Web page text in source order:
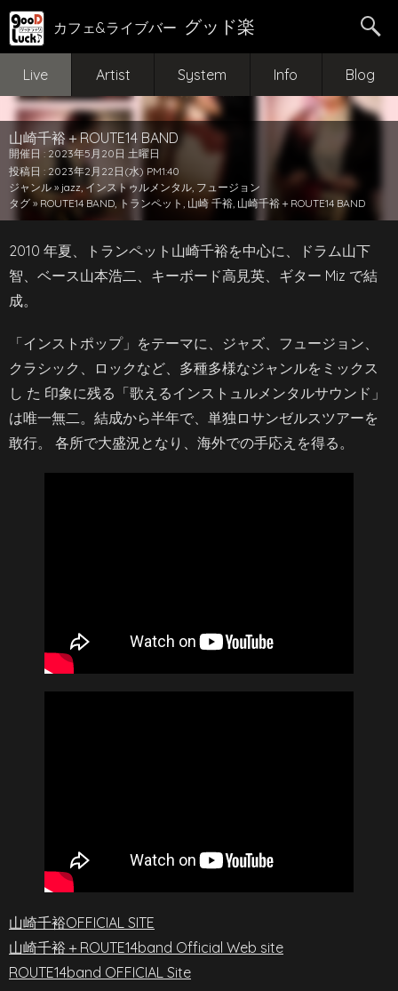
カフェ&ライブバー グッド楽
Live Artist System Info Blog
山崎千裕＋ROUTE14 BAND
開催日 : 2023年5月20日 土曜日
投稿日 : 2023年2月22日(水) PM1:40
ジャンル » jazz,インストゥルメンタル, フュージョン
タグ »ROUTE14 BAND, トランペット , 山崎 千裕, 山崎千裕＋ROUTE14 BAND
2010 年夏、トランペット山崎千裕を中心に、ドラム山下
智、ベース山本浩二、キーボード高見英、ギター Miz で結
成。
「インストポップ」をテーマに、ジャズ、フュージョン、
クラシック、ロックなど、多種多様なジャンルをミックス
し た 印象に残る「歌えるインストュルメンタルサウンド」
は唯一無二。結成から半年で、単独ロサンゼルスツアーを
敢行。 各所で大盛況となり、海外での手応えを得る。
山崎千裕OFFICIAL SITE
山崎千裕＋ROUTE14band Official Web site
ROUTE14band OFFICIAL Site